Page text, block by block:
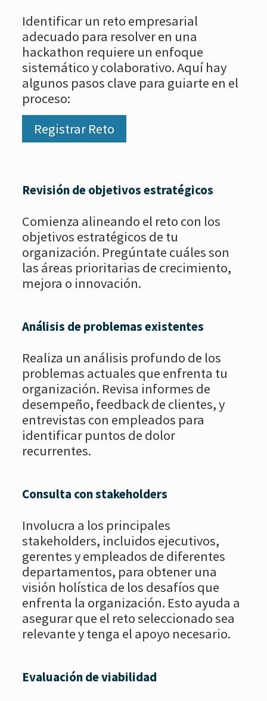
Identificar un reto empresarial
adecuado para resolver en una
hackathon requiere un enfoque
sistemático y colaborativo. Aquí hay
algunos pasos clave para guiarte en el
proceso:
Registrar Reto
Revisión de objetivos estratégicos
Comienza alineando el reto con los
objetivos estratégicos de tu
organización. Pregúntate cuáles son
las áreas prioritarias de crecimiento,
mejora o innovación.
Análisis de problemas existentes
Realiza un análisis profundo de los
problemas actuales que enfrenta tu
organización. Revisa informes de
desempeño, feedback de clientes, y
entrevistas con empleados para
identificar puntos de dolor
recurrentes.
Consulta con stakeholders
Involucra a los principales
stakeholders, incluidos ejecutivos,
gerentes y empleados de diferentes
departamentos, para obtener una
visión holística de los desafíos que
enfrenta la organización. Esto ayuda a
asegurar que el reto seleccionado sea
relevante y tenga el apoyo necesario.
Evaluación de viabilidad